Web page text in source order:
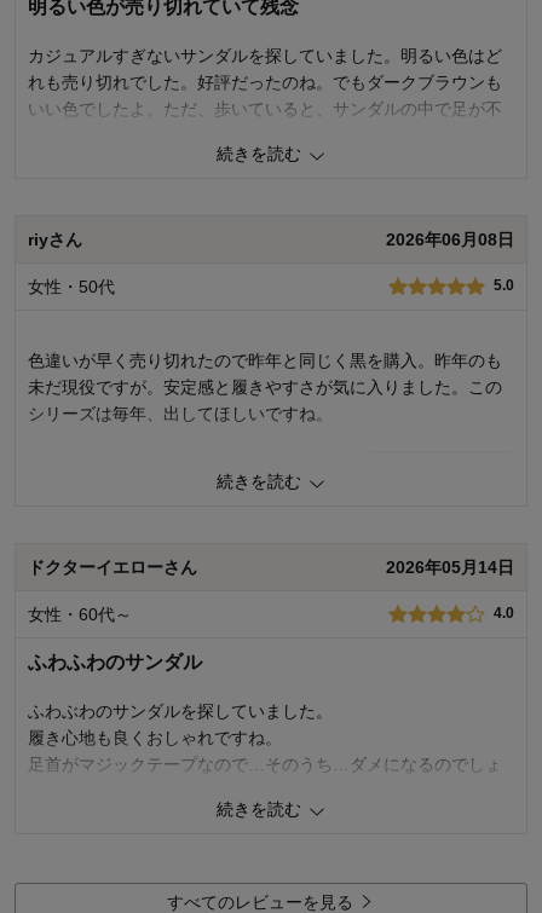
購入商品： ブラック, ２３．５
サイズ：
ちょうどよい
明るい色が売り切れていて残念
カジュアルすぎないサンダルを探していました。明るい色はど
れも売り切れでした。好評だったのね。でもダークブラウンも
いい色でしたよ。ただ、歩いていると、サンダルの中で足が不
使いやすさ・はき心地
続きを読む
riyさん 2026年06月08日
女性・50代 5.0
色違いが早く売り切れたので昨年と同じく黒を購入。昨年のも
未だ現役ですが。安定感と履きやすさが気に入りました。この
シリーズは毎年、出してほしいですね。
使いやすさ・はき心地：
続きを読む
ドクターイエローさん 2026年05月14日
女性・60代～ 4.0
ふわふわのサンダル
ふわぶわのサンダルを探していました。
履き心地も良くおしゃれですね。
足首がマジックテープなので…そのうち…ダメになるのでしょ
今年は、これで夏が楽しみです。
続きを読む
すべてのレビューを見る